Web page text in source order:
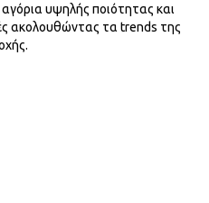
υψηλής ποιότητας και
ακολουθώντας τα trends της